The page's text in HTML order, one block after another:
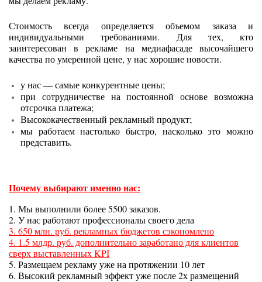
Стоимость всегда определяется объемом заказа и
индивидуальными требованиями. Для тех, кто
заинтересован в рекламе на медиафасаде высочайшего
качества по умеренной цене, у нас хорошие новости.
у нас — самые конкурентные цены;
при сотрудничестве на постоянной основе возможна
отсрочка платежа;
Высококачественный рекламный продукт;
мы работаем настолько быстро, насколько это можно
представить.
Почему выбирают именно нас:
1. Мы выполнили более 5500 заказов.
2. У нас работают профессионалы своего дела
3. 650 млн. руб. рекламных бюджетов сэкономлено
4. 1.5 млдр. руб. дополнительно заработано для клиентов
сверх выставленных KPI
5. Размещаем рекламу уже на протяжении 10 лет
6. Высокий рекламный эффект уже после 2х размещений